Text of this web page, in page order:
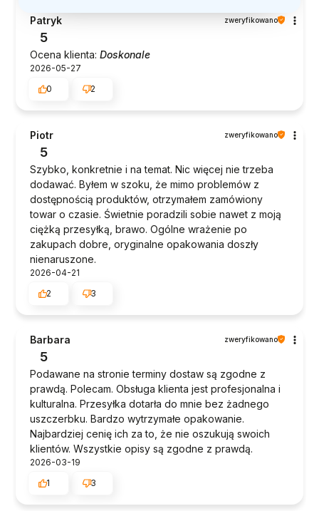
Patryk zweryfikowano
5
Ocena klienta: Doskonale
2026-05-27
0
2
Piotr zweryfikowano
5
Szybko, konkretnie i na temat. Nic więcej nie trzeba
dodawać. Byłem w szoku, że mimo problemów z
dostępnością produktów, otrzymałem zamówiony
towar o czasie. Świetnie poradzili sobie nawet z moją
ciężką przesyłką, brawo. Ogólne wrażenie po
zakupach dobre, oryginalne opakowania doszły
nienaruszone.
2026-04-21
2
3
Barbara zweryfikowano
5
Podawane na stronie terminy dostaw są zgodne z
prawdą. Polecam. Obsługa klienta jest profesjonalna i
kulturalna. Przesyłka dotarła do mnie bez żadnego
uszczerbku. Bardzo wytrzymałe opakowanie.
Najbardziej cenię ich za to, że nie oszukują swoich
klientów. Wszystkie opisy są zgodne z prawdą.
2026-03-19
1
3